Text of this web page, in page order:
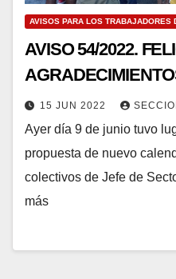
AVISOS PARA LOS TRABAJADORES
AVISO 54/2022.
15 JUN 2022
Ayer día 9 de junio tuvo
propuesta de nuevo
colectivos de Jefe de
más